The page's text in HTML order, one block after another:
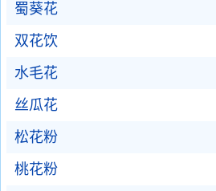
蜀葵花
双花饮
水毛花
丝瓜花
松花粉
桃花粉